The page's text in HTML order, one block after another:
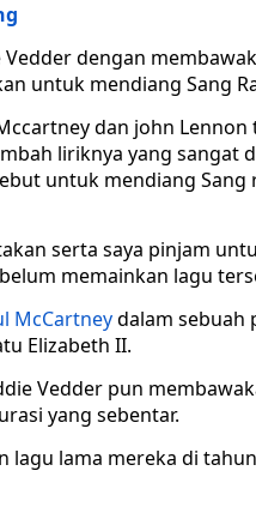
dengan
untuk mendiang Sang
dan john
liriknya yang sangat
untuk mendiang Sang
serta saya pinjam
memainkan lagu
McCartneydalam sebuah
Elizabeth II.
Vedder pun
yang sebentar.
lagu lama mereka di